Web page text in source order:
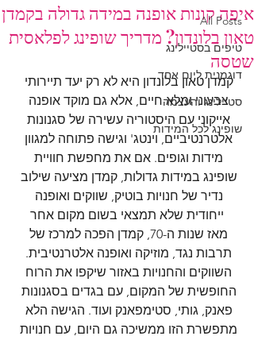
All Posts
טיפים בסטיילינג
דוגמנית ליום אחד
סטיילינג והעצמה
שופינג לכל המידות
איפה קונות אופנה במידה גדולה בקמדן
טאון בלונדון? מדריך שופינג לפלאסית
שטסה
קמדן טאון בלונדון היא לא רק יעד תיירותי
צבעוני ומלא חיים, אלא גם מוקד אופנה
אייקוני עם היסטוריה עשירה של סגנונות
אלטרנטיביים, וינטג' וגישה פתוחה למגוון
מידות וגופים. אם את מחפשת חוויית
שופינג במידות גדולות, קמדן מציעה שילוב
נדיר של חנויות בוטיק, שווקים ואופנה
ייחודית שלא תמצאי בשום מקום אחר
מאז שנות ה-70, קמדן הפכה למרכז של
תרבות נגד, מוזיקה ואופנה אלטרנטיבית.
השווקים והחנויות באזור שיקפו את הרוח
החופשית של המקום, עם בגדים בסגנונות
פאנק, גותי, סטימפאנק ועוד. הגישה הלא
מתפשרת הזו ממשיכה גם היום, עם חנויות